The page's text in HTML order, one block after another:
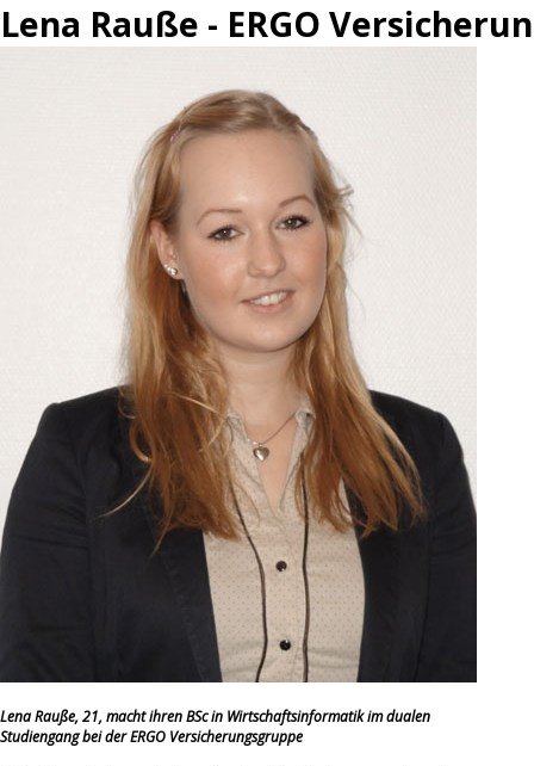
Lena Rauße - ERGO
Lena Rauße, 21, macht ihren BSc in Wirtschaftsinformatik im dualen
Studiengang bei der ERGO Versicherungsgruppe